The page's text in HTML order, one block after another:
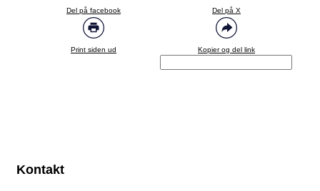
Del på facebook Del på X
Print siden ud Kopier og del link
Kontakt